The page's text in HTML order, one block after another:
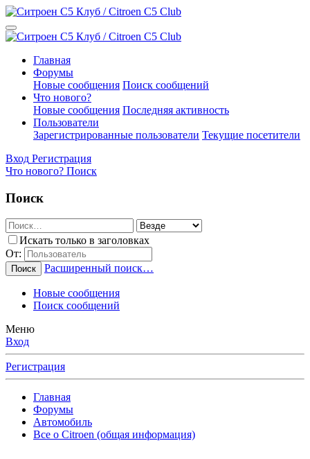
Главная
Форумы
Новые сообщения Поиск сообщений
Что нового?
Новые сообщения Последняя активность
Пользователи
Зарегистрированные пользователи Текущие посетители
Вход Регистрация
Что нового? Поиск
Поиск
Искать только в заголовках
От:
Поиск Расширенный поиск…
Новые сообщения
Поиск сообщений
Меню
Вход
Регистрация
Главная
Форумы
Автомобиль
Все о Citroen (общая информация)